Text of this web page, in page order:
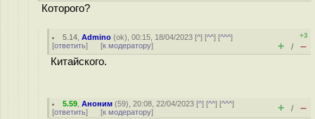
Которого?
5.14 ,Admino (ok), 00:15, 18/04/2023 [^] [^^] [^^^]
[ответить] [к модератору]
+3
+ / –
Китайского.
5.59 ,Аноним (59), 20:08, 22/04/2023 [^] [^^] [^^^]
[ответить] [к модератору] + / –